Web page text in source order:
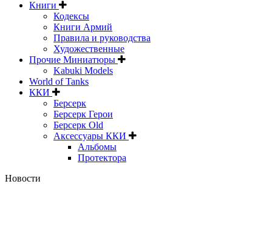
Книги
Кодексы
Книги Армий
Правила и руководства
Художественные
Прочие Миниатюры
Kabuki Models
World of Tanks
ККИ
Берсерк
Берсерк Герои
Берсерк Old
Аксессуары ККИ
Альбомы
Протектора
Новости